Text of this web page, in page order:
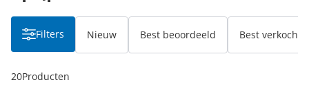
Filters Nieuw Best beoordeeld Best verkocht
20Producten